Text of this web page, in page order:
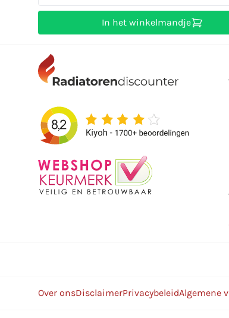
In het winkelmandje
Over onsDisclaimerPrivacybeleidAlgemene